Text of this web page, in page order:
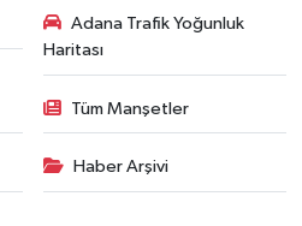
Adana Trafik Yoğunluk
Haritası
Tüm Manşetler
Haber Arşivi